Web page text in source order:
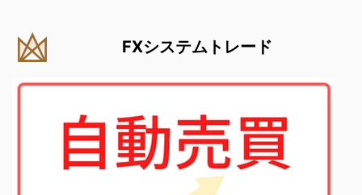
FXシステムトレード